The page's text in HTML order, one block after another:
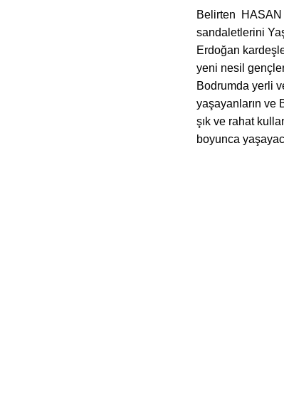
Belirten HASAN
sandaletlerini
Erdoğan
yeni nesil
Bodrumda yerli
yaşayanların ve
şık ve rahat
boyunca